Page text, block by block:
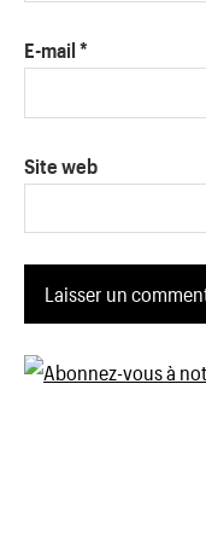
E-mail *
Site web